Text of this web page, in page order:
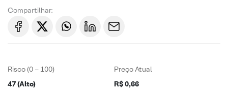
Compartilhar:
Risco (0 – 100)
47 (Alto)
Preço Atual
R$ 0,66